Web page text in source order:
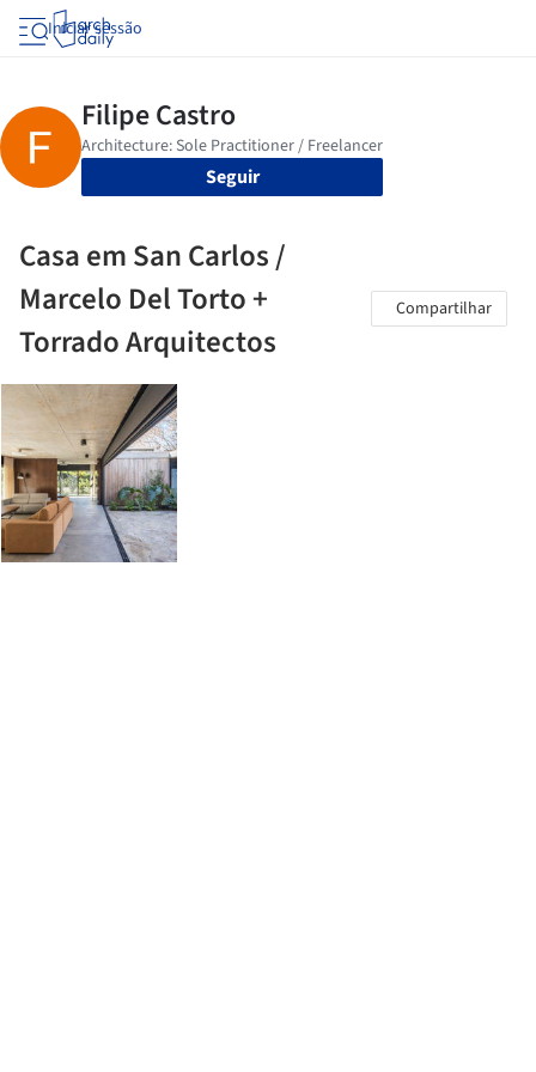
Iniciar sessão
Seguir
Casa em San Carlos /
Marcelo Del Torto +
Torrado Arquitectos
Compartilhar